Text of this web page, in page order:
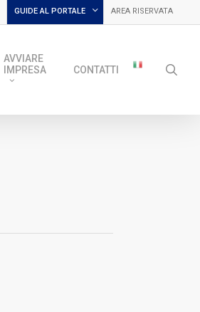
GUIDE AL PORTALE AREA RISERVATA
AVVIARE
IMPRESA
CONTATTI